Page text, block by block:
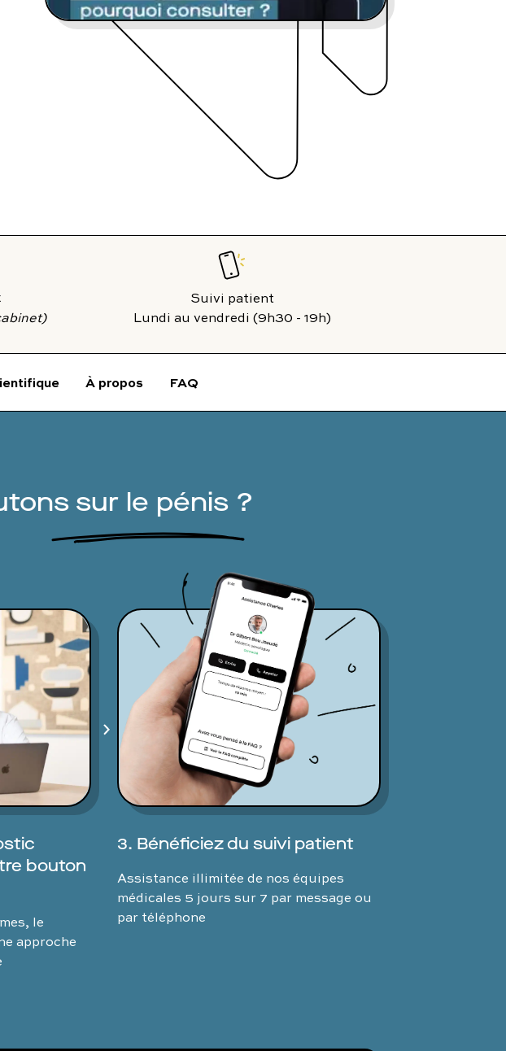
contact@charles.co
Suivi patient
Lundi au vendredi (9h30 - 19h)
À propos FAQ
sur le pénis ?
bouton
le
approche
3. Bénéficiez du suivi patient
Assistance illimitée de nos équipes
médicales 5 jours sur 7 par message ou
par téléphone